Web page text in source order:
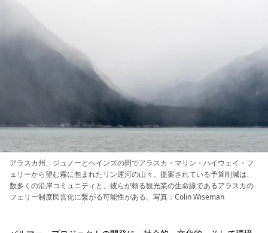
アラスカ州、ジュノーとヘインズの間でアラスカ・マリン・ハイウェイ・フ
ェリーから望む霧に包まれたリン運河の山々。提案されている予算削減は、
数多くの沿岸コミュニティと、彼らが頼る観光業の生命線であるアラスカの
フェリー制度民営化に繋がる可能性がある。写真：Colin Wiseman